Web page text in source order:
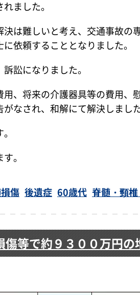
ました。
は難しいと考え、交通事故の
依頼することとなりました。
訟になりました。
、将来の介護器具等の費用、
なされ、和解にて解決しました
。
傷 後遺症 60歳代 脊髄・頸
等で約９３００万円の